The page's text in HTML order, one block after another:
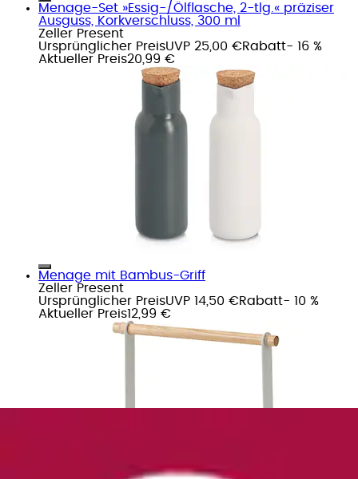
Menage-Set »Essig-/Ölflasche, 2-tlg.« präziser
Ausguss, Korkverschluss, 300 ml
Zeller Present
Ursprünglicher PreisUVP 25,00 €Rabatt- 16 %
Aktueller Preis20,99 €
Menage mit Bambus-Griff
Zeller Present
Ursprünglicher PreisUVP 14,50 €Rabatt- 10 %
Aktueller Preis12,99 €